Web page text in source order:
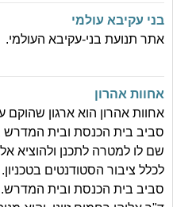
בני עקיבא עולמי
אתר תנועת בני-עקיבא העולמי.
אחוות אהרון
אחוות אהרון הוא ארגון שהוקם
סביב בית הכנסת ובית
שם לו למטרה לתכנן ולהוציא אל
לכלל ציבור הסטודנטים
סביב בית הכנסת ובית המדרש.